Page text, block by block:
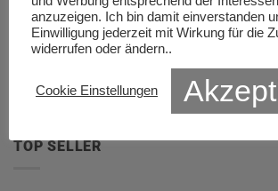
249,00 € Ursprünglicher
Preis
war:
249,00 €
199,00€Aktueller
Preis
199,00 €.
45,00€
TOP SELLER
anzuzeigen. Ich bin damit einverstanden
Einwilligung jederzeit mit Wirkung für die
widerrufen oder ändern..
Cookie Einstellungen